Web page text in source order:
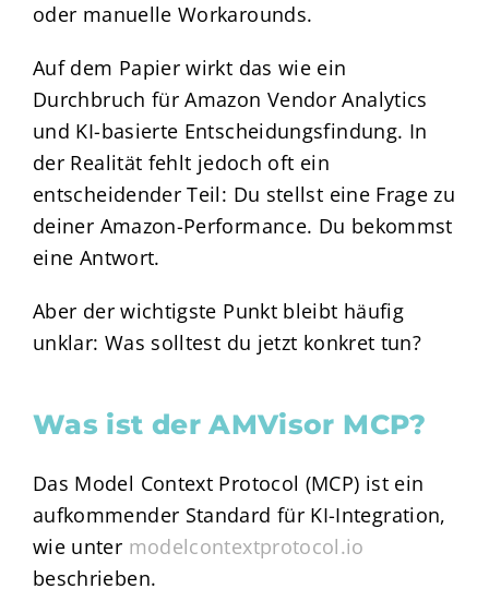
oder manuelle Workarounds.
Auf dem Papier wirkt das wie ein
Durchbruch für Amazon Vendor Analytics
und KI-basierte Entscheidungsfindung. In
der Realität fehlt jedoch oft ein
entscheidender Teil: Du stellst eine Frage zu
deiner Amazon-Performance. Du bekommst
eine Antwort.
Aber der wichtigste Punkt bleibt häufig
unklar: Was solltest du jetzt konkret tun?
Was ist der AMVisor MCP?
Das Model Context Protocol (MCP) ist ein
aufkommender Standard für KI-Integration,
wie unter modelcontextprotocol.io
beschrieben.